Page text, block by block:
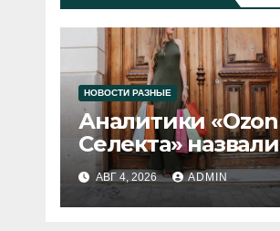
НОВОСТИ РАЗНЫЕ
Аналитики «Ozon
Селекта» назвали
fashion-тренды
2026 года
АВГ 4, 2026 ADMIN